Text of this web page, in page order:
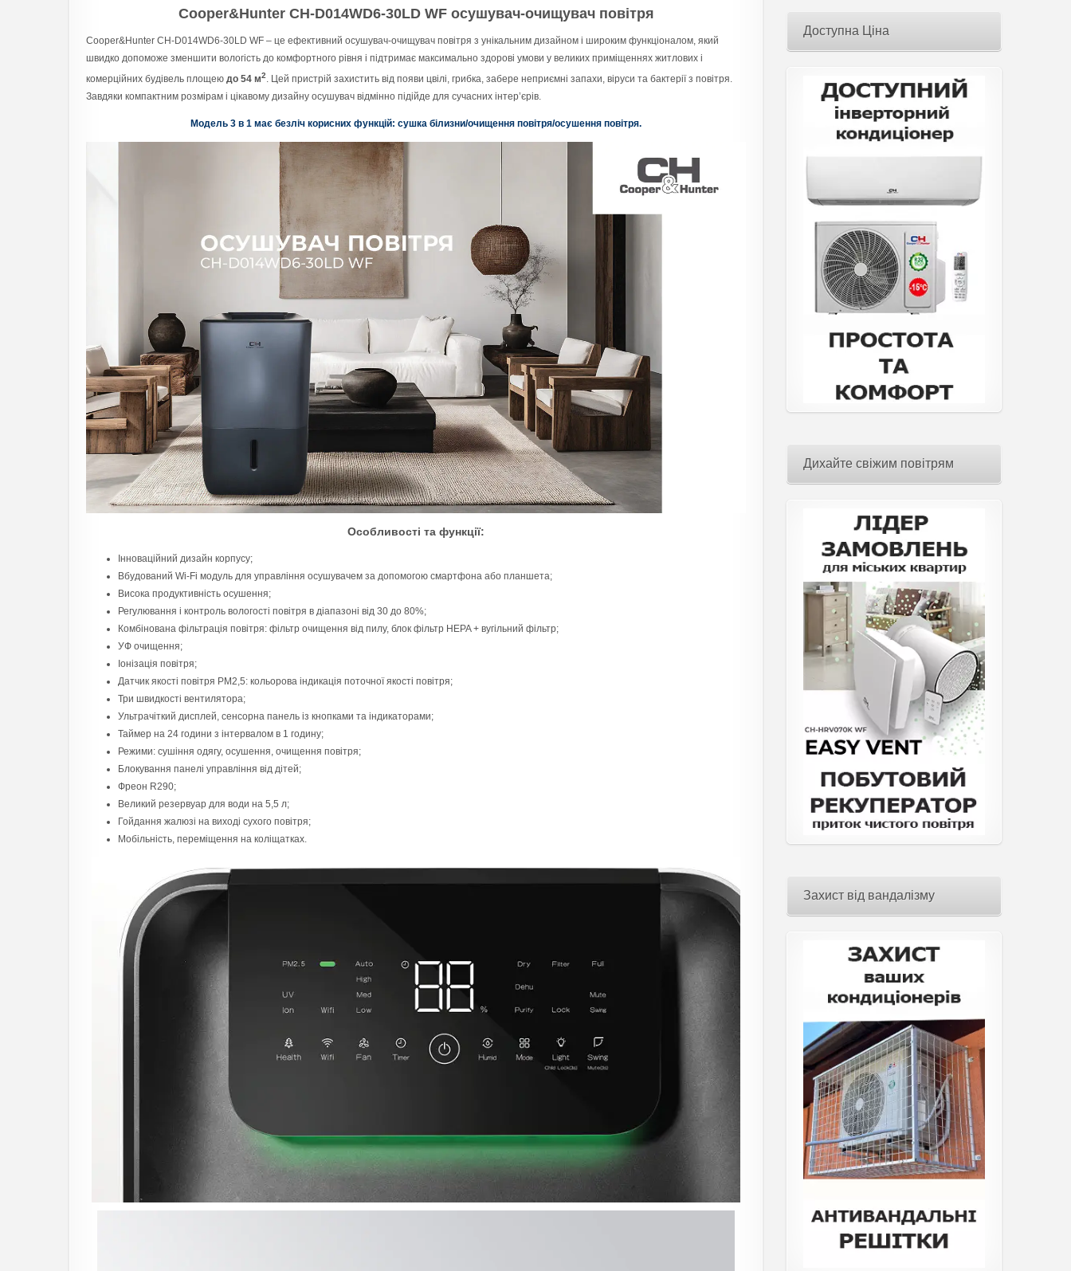
Cooper&Hunter CH-D014WD6-30LD WF осушувач-очищувач повітря
Cooper&Hunter CH-D014WD6-30LD WF – це ефективний осушувач-очищувач повітря з унікальним дизайном і широким функціоналом, який
швидко допоможе зменшити вологість до комфортного рівня і підтримає максимально здорові умови у великих приміщеннях житлових і
комерційних будівель площею до 54 м2. Цей пристрій захистить від появи цвілі, грибка, забере неприємні запахи, віруси та бактерії з повітря.
Завдяки компактним розмірам і цікавому дизайну осушувач відмінно підійде для сучасних інтер’єрів.
Модель 3 в 1 має безліч корисних функцій: сушка білизни/очищення повітря/осушення повітря.
Особливості та функції:
Інноваційний дизайн корпусу;
Вбудований Wi-Fi модуль для управління осушувачем за допомогою смартфона або планшета;
Висока продуктивність осушення;
Регулювання і контроль вологості повітря в діапазоні від 30 до 80%;
Комбінована фільтрація повітря: фільтр очищення від пилу, блок фільтр HEPA + вугільний фільтр;
УФ очищення;
Іонізація повітря;
Датчик якості повітря PM2,5: кольорова індикація поточної якості повітря;
Три швидкості вентилятора;
Ультрачіткий дисплей, сенсорна панель із кнопками та індикаторами;
Таймер на 24 години з інтервалом в 1 годину;
Режими: сушіння одягу, осушення, очищення повітря;
Блокування панелі управління від дітей;
Фреон R290;
Великий резервуар для води на 5,5 л;
Гойдання жалюзі на виході сухого повітря;
Мобільність, переміщення на коліщатках.
Доступна Ціна
Дихайте свіжим повітрям
Захист від вандалізму